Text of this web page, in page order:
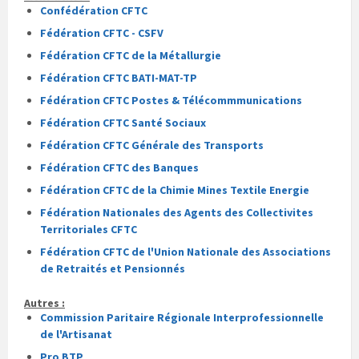
Confédération CFTC
Fédération CFTC - CSFV
Fédération CFTC de la Métallurgie
Fédération CFTC BATI-MAT-TP
Fédération CFTC Postes & Télécommmunications
Fédération CFTC Santé Sociaux
Fédération CFTC Générale des Transports
Fédération CFTC des Banques
Fédération CFTC de la Chimie Mines Textile Energie
Fédération Nationales des Agents des Collectivites
Territoriales CFTC
Fédération CFTC de l'Union Nationale des Associations
de Retraités et Pensionnés
Autres :
Commission Paritaire Régionale Interprofessionnelle
de l'Artisanat